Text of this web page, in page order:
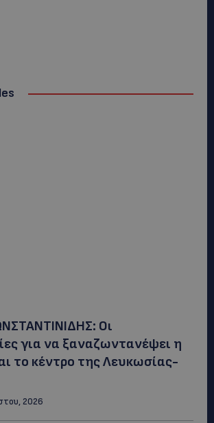
Οι
για να ξαναζωντανέψει η
το κέντρο της Λευκωσίας-
2026